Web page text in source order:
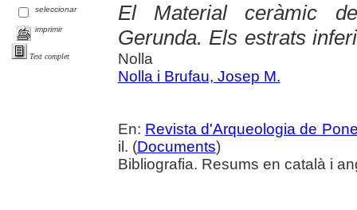
seleccionar
imprimir
Text complet
El Material ceràmic
Gerunda. Els estrats
Nolla
Nolla i Brufau, Josep M.
En: Revista d'Arqueologia de
il. (Documents)
Bibliografia. Resums en català i